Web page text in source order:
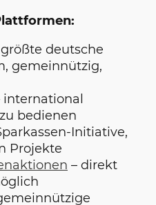
deutsche
gemeinnützig,
international
bedienen
Initiative,
Projekte
– direkt